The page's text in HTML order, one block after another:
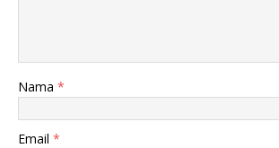
Nama *
Email *